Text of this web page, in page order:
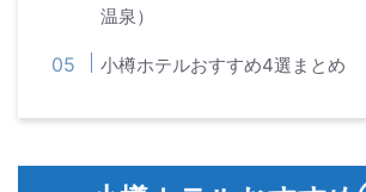
温泉）
小樽ホテルおすすめ4選まとめ